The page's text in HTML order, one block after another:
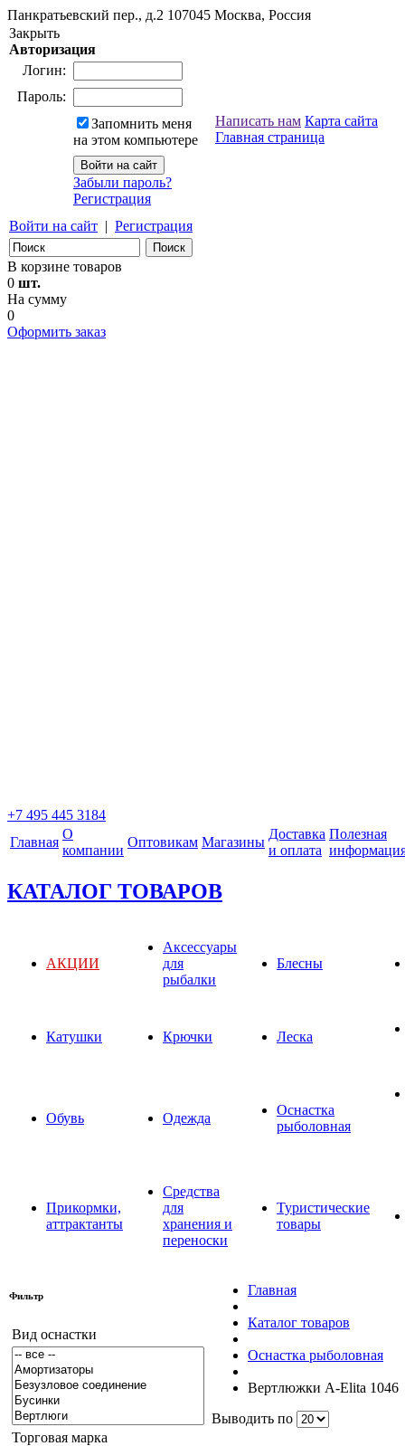
Панкратьевский пер., д.2 107045 Москва, Россия
Закрыть
Авторизация
Логин:
Пароль:
Запомнить меня
на этом компьютере
Забыли пароль?
Регистрация
Войти на сайт | Регистрация
Написать нам Карта сайта
Главная страница
В корзине товаров
0 шт.
На сумму
0
Оформить заказ
+7 495 445 3184
Главная
О
компании
Оптовикам Магазины
Доставка
и оплата
Полезная
КАТАЛОГ ТОВАРОВ
АКЦИИ
Аксессуары
для
рыбалки
Блесны
Катушки Крючки Леска
Обувь Одежда
Оснастка
рыболовная
Прикормки,
аттрактанты
Средства
для
хранения и
переноски
Туристические
товары
Фильтр
Вид оснастки
Торговая марка
Главная
Каталог товаров
Оснастка рыболовная
Вертлюжки A-Elita 1046
Выводить по